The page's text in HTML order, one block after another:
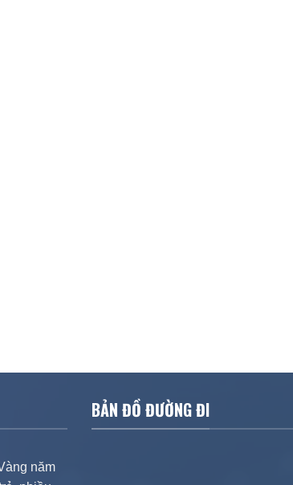
năm
BẢN ĐỒ ĐƯỜNG ĐI